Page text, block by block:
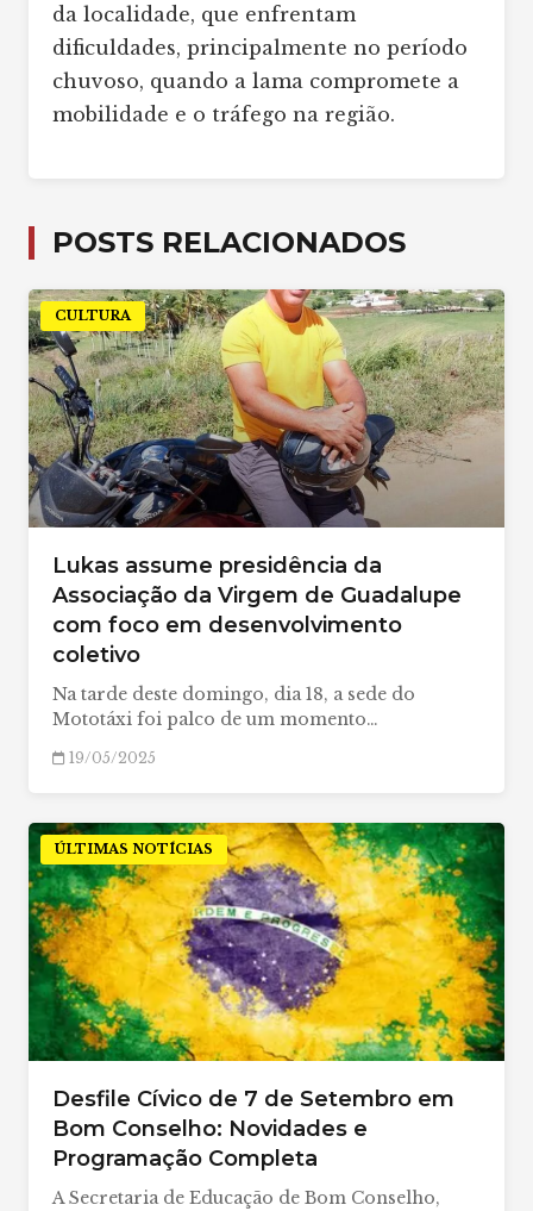
da localidade, que enfrentam
dificuldades, principalmente no período
chuvoso, quando a lama compromete a
mobilidade e o tráfego na região.
POSTS RELACIONADOS
CULTURA
Lukas assume presidência da
Associação da Virgem de Guadalupe
com foco em desenvolvimento
coletivo
Na tarde deste domingo, dia 18, a sede do
Mototáxi foi palco de um momento…
19/05/2025
ÚLTIMAS NOTÍCIAS
Desfile Cívico de 7 de Setembro em
Bom Conselho: Novidades e
Programação Completa
A Secretaria de Educação de Bom Conselho,